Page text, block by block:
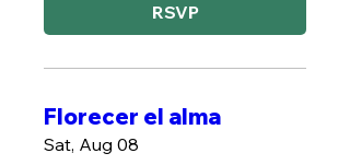
RSVP
Florecer el alma
Sat, Aug 08